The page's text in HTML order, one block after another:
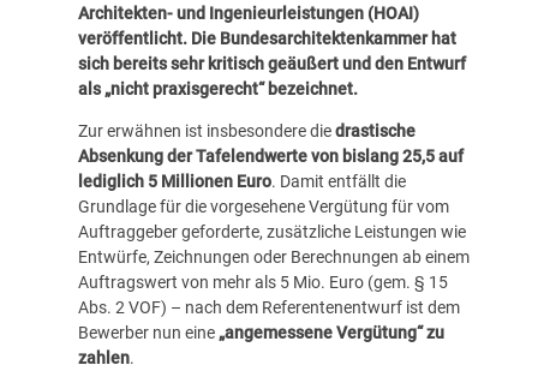
Architekten- und Ingenieurleistungen (HOAI)
veröffentlicht. Die Bundesarchitektenkammer hat
sich bereits sehr kritisch geäußertund den Entwurf
als „nicht praxisgerecht“ bezeichnet.
Zur erwähnen ist insbesondere diedrastische
Absenkung der Tafelendwerte von bislang 25,5 auf
lediglich 5 Millionen Euro. Damit entfällt die
Grundlage für die vorgesehene Vergütung für vom
Auftraggeber geforderte, zusätzliche Leistungen wie
Entwürfe, Zeichnungen oder Berechnungen ab einem
Auftragswert von mehr als 5 Mio. Euro (gem. § 15
Abs. 2 VOF) – nach dem Referentenentwurf ist dem
Bewerber nun eine „angemessene Vergütung“ zu
zahlen.